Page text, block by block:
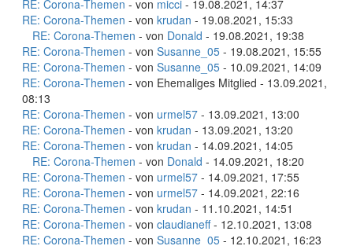
RE: Corona-Themen - von micci - 19.08.2021, 14:37
RE: Corona-Themen - von krudan - 19.08.2021, 15:33
RE: Corona-Themen - von Donald - 19.08.2021, 19:38
RE: Corona-Themen - von Susanne_05 - 19.08.2021, 15:55
RE: Corona-Themen - von Susanne_05 - 10.09.2021, 14:09
RE: Corona-Themen - von Ehemaliges Mitglied - 13.09.2021,
08:13
RE: Corona-Themen - von urmel57 - 13.09.2021, 13:00
RE: Corona-Themen - von krudan - 13.09.2021, 13:20
RE: Corona-Themen - von krudan - 14.09.2021, 14:05
RE: Corona-Themen - von Donald - 14.09.2021, 18:20
RE: Corona-Themen - von urmel57 - 14.09.2021, 17:55
RE: Corona-Themen - von urmel57 - 14.09.2021, 22:16
RE: Corona-Themen - von krudan - 11.10.2021, 14:51
RE: Corona-Themen - von claudianeff- 12.10.2021, 13:08
RE: Corona-Themen - von Susanne_05 - 12.10.2021, 16:23